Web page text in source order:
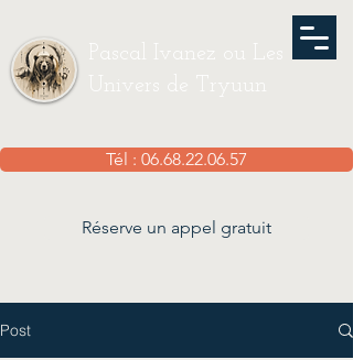
Pascal Ivanez ou Les
Univers de Tryuun
Tél : 06.68.22.06.57
Réserve un appel gratuit
Post